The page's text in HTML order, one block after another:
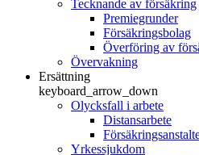
Tecknande av försäkring
Premiegrunder
Försäkringsbolag
Överföring av
Övervakning
Ersättning
keyboard_arrow_down
Olycksfall i arbete
Distansarbete
Yrkessjukdom